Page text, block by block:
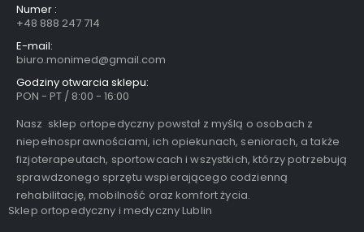
Numer :
+48 888 247 714
E-mail:
biuro.monimed@gmail.com
Godziny otwarcia sklepu:
PON - PT / 8:00 - 16:00
Nasz sklep ortopedyczny powstał z myślą o osobach z
niepełnosprawnościami, ich opiekunach, seniorach, a także
fizjoterapeutach, sportowcach i wszystkich, którzy potrzebują
sprawdzonego sprzętu wspierającego codzienną
rehabilitację, mobilność oraz komfort życia.
Sklep ortopedyczny i medyczny Lublin